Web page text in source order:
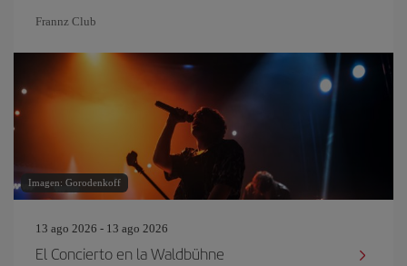
Frannz Club
Imagen: Gorodenkoff
13 ago 2026 - 13 ago 2026
El Concierto en la Waldbühne